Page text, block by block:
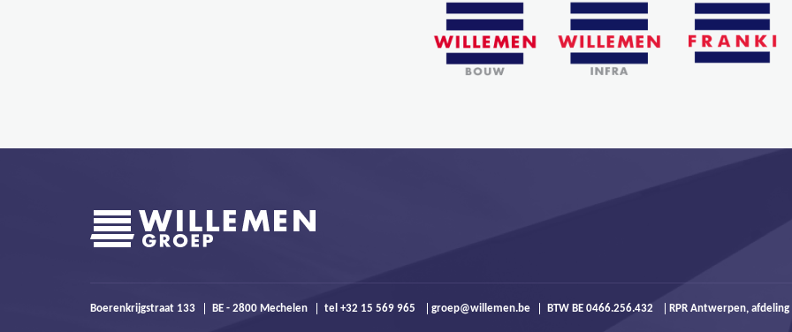
Boerenkrijgstraat 133 BE - 2800 Mechelen tel +32 15 569 965 groep@willemen.be BTW BE 0466.256.432 RPR Antwerpen,